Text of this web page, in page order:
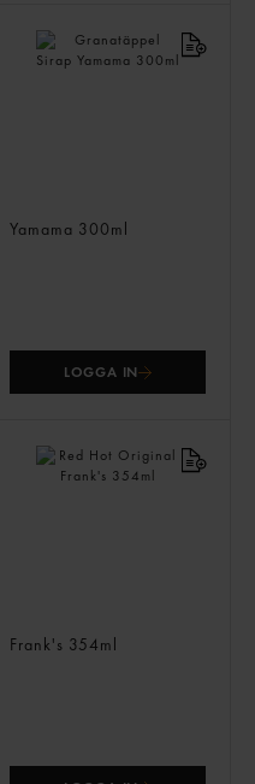
Yamama 300ml
LOGGA IN
Frank's 354ml